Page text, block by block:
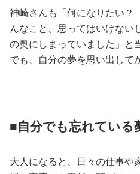
神崎さんも「何になりたい
んなこと、思ってはいけない
の奥にしまっていました」と
でも、自分の夢を思い出して
■自分でも忘れている
大人になると、日々の仕事や